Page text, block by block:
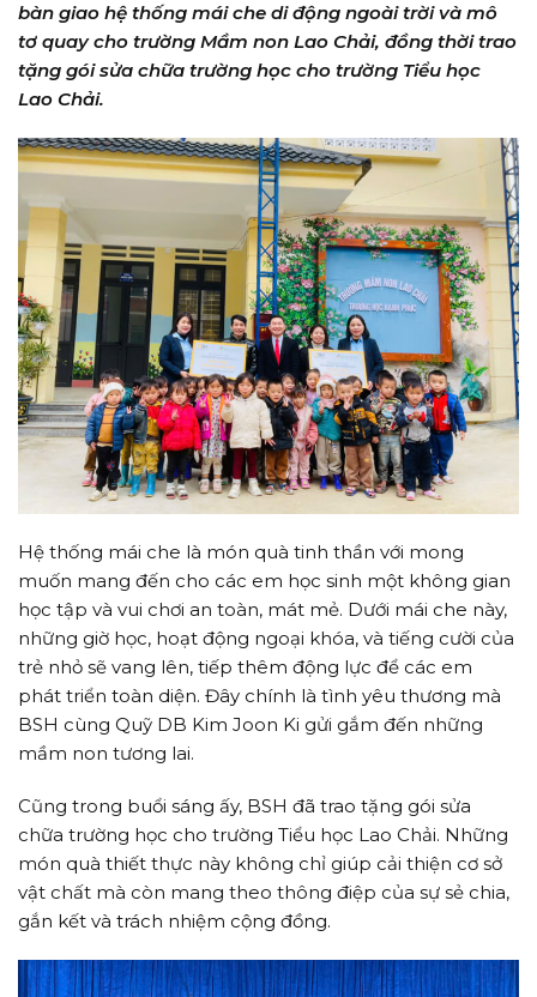
bàn giao hệ thống mái che di động ngoài trời và mô
tơ quay cho trường Mầm non Lao Chải, đồng thời trao
tặng gói sửa chữa trường học cho trường Tiểu học
Lao Chải.
Hệ thống mái che là món quà tinh thần với mong
muốn mang đến cho các em học sinh một không gian
học tập và vui chơi an toàn, mát mẻ. Dưới mái che này,
những giờ học, hoạt động ngoại khóa, và tiếng cười của
trẻ nhỏ sẽ vang lên, tiếp thêm động lực để các em
phát triển toàn diện. Đây chính là tình yêu thương mà
BSH cùng Quỹ DB Kim Joon Ki gửi gắm đến những
mầm non tương lai.
Cũng trong buổi sáng ấy, BSH đã trao tặng gói sửa
chữa trường học cho trường Tiểu học Lao Chải. Những
món quà thiết thực này không chỉ giúp cải thiện cơ sở
vật chất mà còn mang theo thông điệp của sự sẻ chia,
gắn kết và trách nhiệm cộng đồng.